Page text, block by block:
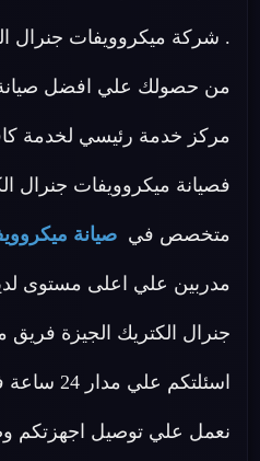
. شركة ميكروويفات جنرال
من حصولك علي افضل صيانة
مركز خدمة رئيسي لخدمة
فصيانة ميكروويفات جنرال
متخصص في صيانة
مدربين علي اعلى مستوى
جنرال الكتريك الجيزة
اسئلتكم
نعمل علي توصيل اجهزتكم